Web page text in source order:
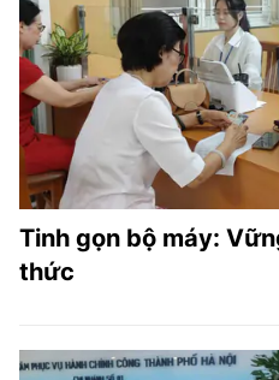
Tinh gọn bộ máy:
thức